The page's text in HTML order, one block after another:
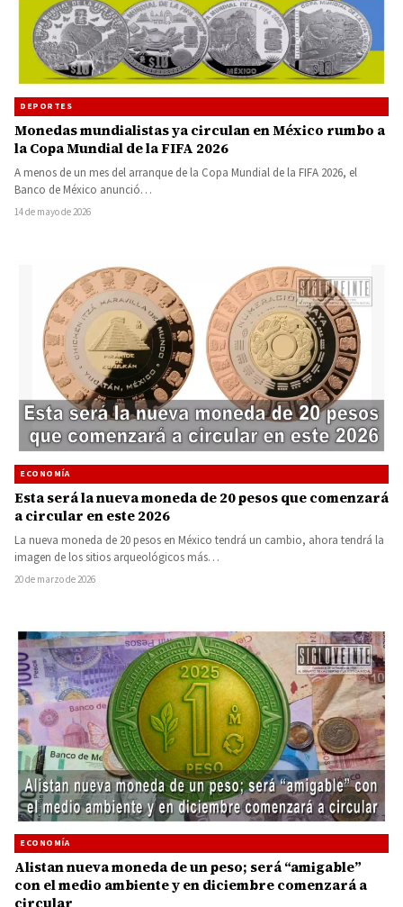
DEPORTES
Monedas mundialistas ya circulan en México rumbo a
la Copa Mundial de la FIFA 2026
A menos de un mes del arranque de la Copa Mundial de la FIFA 2026, el
Banco de México anunció…
14 de mayo de 2026
ECONOMÍA
Esta será la nueva moneda de 20 pesos que comenzará
a circular en este 2026
La nueva moneda de 20 pesos en México tendrá un cambio, ahora tendrá la
imagen de los sitios arqueológicos más…
20 de marzo de 2026
ECONOMÍA
Alistan nueva moneda de un peso; será “amigable”
con el medio ambiente y en diciembre comenzará a
circular